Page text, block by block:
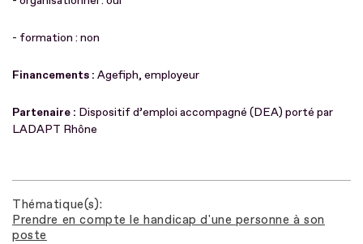
- formation : non
Financements : Agefiph, employeur
Partenaire : Dispositif d’emploi accompagné (DEA) porté par
LADAPT Rhône
Thématique(s)
Prendre en compte le handicap d'une personne à son
poste